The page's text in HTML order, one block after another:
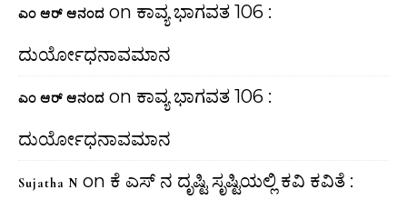
ಎಂ ಆರ್ ಆನಂದ on ಕಾವ್ಯ ಭಾಗವತ 106 :
ದುರ್ಯೋಧನಾವಮಾನ
ಎಂ ಆರ್ ಆನಂದ on ಕಾವ್ಯ ಭಾಗವತ 106 :
ದುರ್ಯೋಧನಾವಮಾನ
Sujatha N on ಕೆ ಎಸ್ ನ ದೃಷ್ಟಿ ಸೃಷ್ಟಿಯಲ್ಲಿ ಕವಿ ಕವಿತೆ :